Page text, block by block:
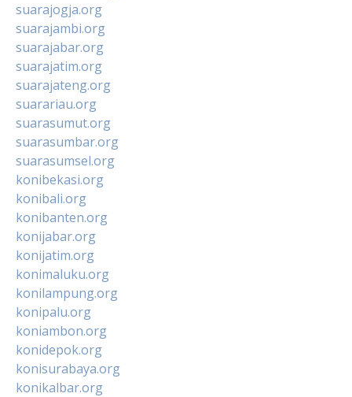
suarajogja.org
suarajambi.org
suarajabar.org
suarajatim.org
suarajateng.org
suarariau.org
suarasumut.org
suarasumbar.org
suarasumsel.org
konibekasi.org
konibali.org
konibanten.org
konijabar.org
konijatim.org
konimaluku.org
konilampung.org
konipalu.org
koniambon.org
konidepok.org
konisurabaya.org
konikalbar.org